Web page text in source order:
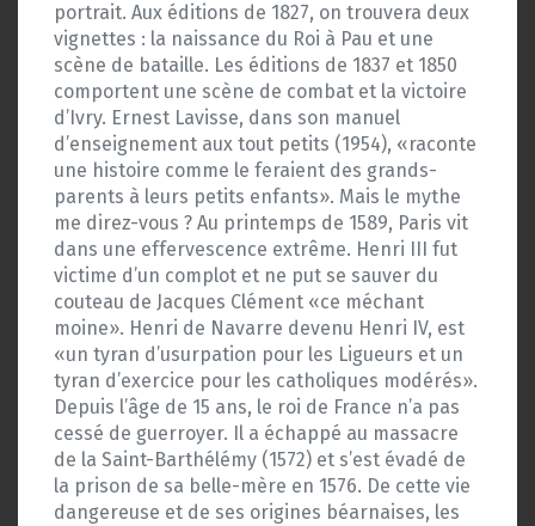
portrait. Aux éditions de 1827, on trouvera deux
vignettes : la naissance du Roi à Pau et une
scène de bataille. Les éditions de 1837 et 1850
comportent une scène de combat et la victoire
d’Ivry. Ernest Lavisse, dans son manuel
d’enseignement aux tout petits (1954), «raconte
une histoire comme le feraient des grands-
parents à leurs petits enfants». Mais le mythe
me direz-vous ? Au printemps de 1589, Paris vit
dans une effervescence extrême. Henri III fut
victime d’un complot et ne put se sauver du
couteau de Jacques Clément «ce méchant
moine». Henri de Navarre devenu Henri IV, est
«un tyran d’usurpation pour les Ligueurs et un
tyran d’exercice pour les catholiques modérés».
Depuis l’âge de 15 ans, le roi de France n’a pas
cessé de guerroyer. Il a échappé au massacre
de la Saint-Barthélémy (1572) et s’est évadé de
la prison de sa belle-mère en 1576. De cette vie
dangereuse et de ses origines béarnaises, les